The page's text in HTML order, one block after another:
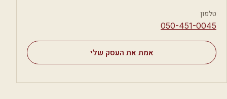
טלפון
⁦050-451-0045⁩
אמת את העסק שלי